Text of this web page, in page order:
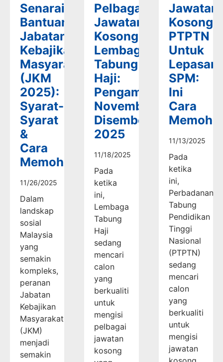
Senarai
Bantuan
Jabatan
Kebajikan
Masyarakat
(JKM
2025):
Syarat-
Syarat
&
Cara
Memohon
11/26/2025
Dalam
landskap
sosial
Malaysia
yang
semakin
kompleks,
peranan
Jabatan
Kebajikan
Masyarakat
(JKM)
menjadi
semakin
Pelbagai
Jawatan
Kosong
Lembaga
Tabung
Haji:
Pengambilan
November-
Disember
2025
11/18/2025
Pada
ketika
ini,
Lembaga
Tabung
Haji
sedang
mencari
calon
yang
berkualiti
untuk
mengisi
pelbagai
jawatan
kosong
Jawatan
Kosong
PTPTN
Untuk
Lepasan
SPM:
Ini
Cara
11/13/2025
Pada
ketika
ini,
Perbadanan
Tabung
Pendidikan
Tinggi
Nasional
(PTPTN)
sedang
mencari
calon
yang
berkualiti
untuk
mengisi
jawatan